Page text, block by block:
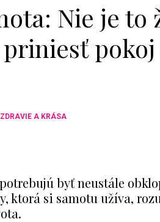
Nie je to
pokoj
ZDRAVIE A KRÁSA
byť neustále
ktorá si samotu užíva,